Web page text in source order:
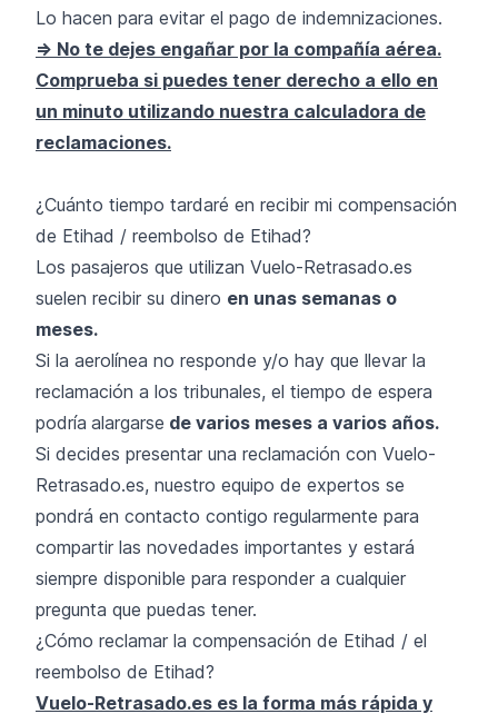
Lo hacen para evitar el pago de indemnizaciones.
=> No te dejes engañar por la compañía aérea.
Comprueba si puedes tener derecho a ello en
un minuto utilizando nuestra calculadora de
reclamaciones.
¿Cuánto tiempo tardaré en recibir mi compensación
de Etihad / reembolso de Etihad?
Los pasajeros que utilizan Vuelo-Retrasado.es
suelen recibir su dinero en unas semanas o
meses.
Si la aerolínea no responde y/o hay que llevar la
reclamación a los tribunales, el tiempo de espera
podría alargarse de varios meses a varios años.
Si decides presentar una reclamación con Vuelo-
Retrasado.es, nuestro equipo de expertos se
pondrá en contacto contigo regularmente para
compartir las novedades importantes y estará
siempre disponible para responder a cualquier
pregunta que puedas tener.
¿Cómo reclamar la compensación de Etihad / el
reembolso de Etihad?
Vuelo-Retrasado.es es la forma más rápida y